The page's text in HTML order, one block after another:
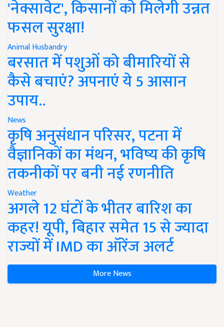
'नेक्सावेट', किसानों को मिलेगी उन्नत
फसल सुरक्षा!
Animal Husbandry
बरसात में पशुओं को बीमारियों से
कैसे बचाएं? अपनाएं ये 5 आसान
उपाय..
News
कृषि अनुसंधान परिसर, पटना में
वैज्ञानिकों का मंथन, भविष्य की कृषि
तकनीकों पर बनी नई रणनीति
Weather
अगले 12 घंटों के भीतर बारिश का
कहर! यूपी, बिहार समेत 15 से ज्यादा
राज्यों में IMD का ऑरेंज अलर्ट
More News